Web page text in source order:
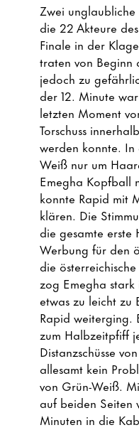
Zwei
die 22 Akteure
Finale in der
traten von Beginn
jedoch zu
der 12. Minute
letzten Moment
Torschuss
werden konnte.
Weiß nur um
Emegha Kopfball
konnte Rapid mit
klären. Die
die gesamte
Werbung für den
die
zog Emegha
etwas zu leicht zu
Rapid weiterging.
zum Halbzeitpfiff
Distanzschüsse
allesamt kein
von Grün-Weiß.
auf beiden Seiten
Minuten in die